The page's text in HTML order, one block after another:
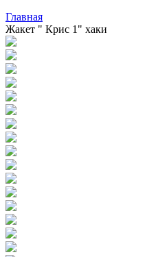
Главная
Жакет " Крис 1" хаки